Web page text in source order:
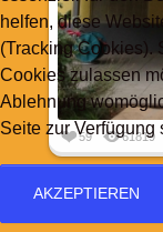
59 61819
Terrasse
1
helfen, diese
(Tracking Cookies).
Cookies zulassen
Ablehnung
Seite zur Verfügung
AKZEPTIEREN